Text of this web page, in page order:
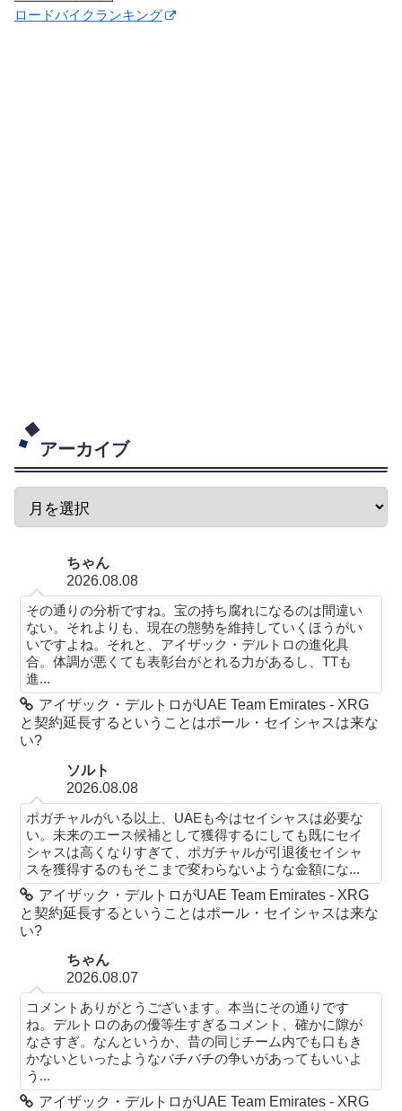
ロードバイクランキング
アーカイブ
ちゃん
2026.08.08
その通りの分析ですね。宝の持ち腐れになるのは間違い
ない。それよりも、現在の態勢を維持していくほうがい
いですよね。それと、アイザック・デルトロの進化具
合。体調が悪くても表彰台がとれる力があるし、TTも
進...
アイザック・デルトロがUAE Team Emirates - XRG
と契約延長するということはポール・セイシャスは来な
い?
ソルト
2026.08.08
ポガチャルがいる以上、UAEも今はセイシャスは必要な
い。未来のエース候補として獲得するにしても既にセイ
シャスは高くなりすぎて、ポガチャルが引退後セイシャ
スを獲得するのもそこまで変わらないような金額にな...
アイザック・デルトロがUAE Team Emirates - XRG
と契約延長するということはポール・セイシャスは来な
い?
ちゃん
2026.08.07
コメントありがとうございます。本当にその通りです
ね。デルトロのあの優等生すぎるコメント、確かに隙が
なさすぎ。なんというか、昔の同じチーム内でも口もき
かないといったようなバチバチの争いがあってもいいよ
う...
アイザック・デルトロがUAE Team Emirates - XRG